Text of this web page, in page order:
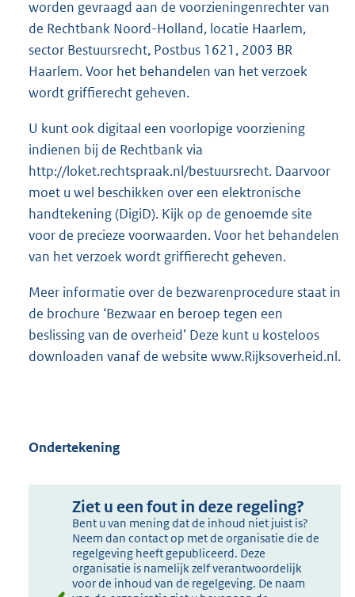
worden gevraagd aan de voorzieningenrechter van
de Rechtbank Noord-Holland, locatie Haarlem,
sector Bestuursrecht, Postbus 1621, 2003 BR
Haarlem. Voor het behandelen van het verzoek
wordt griffierecht geheven.
U kunt ook digitaal een voorlopige voorziening
indienen bij de Rechtbank via
http://loket.rechtspraak.nl/bestuursrecht. Daarvoor
moet u wel beschikken over een elektronische
handtekening (DigiD). Kijk op de genoemde site
voor de precieze voorwaarden. Voor het behandelen
van het verzoek wordt griffierecht geheven.
Meer informatie over de bezwarenprocedure staat in
de brochure ‘Bezwaar en beroep tegen een
beslissing van de overheid’ Deze kunt u kosteloos
downloaden vanaf de website www.Rijksoverheid.nl.
Ondertekening
Ziet u een fout in deze regeling?
Bent u van mening dat de inhoud niet juist is?
Neem dan contact op met de organisatie die de
regelgeving heeft gepubliceerd. Deze
organisatie is namelijk zelf verantwoordelijk
voor de inhoud van de regelgeving. De naam